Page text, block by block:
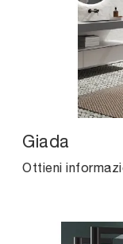
Giada